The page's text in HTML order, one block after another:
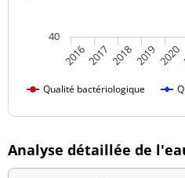
Qualité bactériologique
20162017 201820192020
40
Analyse détaillée de